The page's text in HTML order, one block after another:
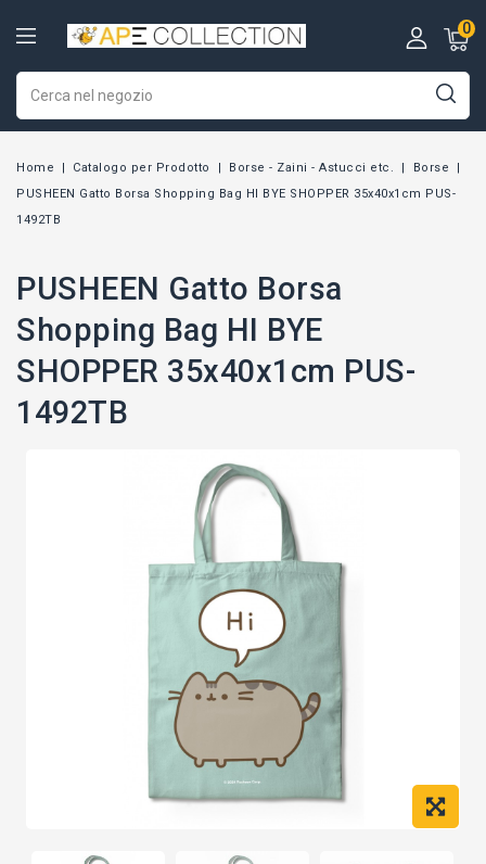
0
Home Catalogo per Prodotto Borse - Zaini - Astucci etc.
Borse
PUSHEEN Gatto Borsa Shopping Bag HI BYE SHOPPER 35x40x1cm PUS-
1492TB
PUSHEEN Gatto Borsa
Shopping Bag HI BYE
SHOPPER 35x40x1cm PUS-
1492TB